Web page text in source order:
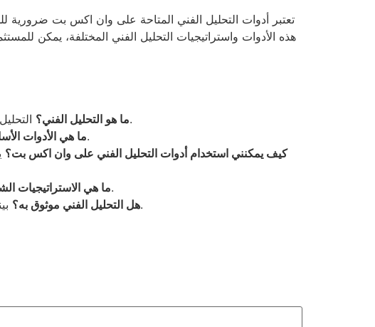
تعتبر أدوات التحليل الفني المتاحة على وان اكس بت ضرورية
هذه الأدوات واستراتيجيات التحليل الفني المختلفة، يمكن
ما هو التحليل الفني؟التحليل الفني هو أسلوب يستخدم لتقييم الأصول من خلال تحليل البيانات التاريخية للسوق والتعرف على الأنماط.
ما هي الأدواتتشمل الأدوات الأساسية المؤشرات الفنية، الرسوم البيانية، وأدوات رسم الأنماط.
كيف يمكنني استخدام أدوات التحليل الفني على وان اكس بت؟
ما هي الاستراتيجياتتشمل الاستراتيجيات التداول على الاتجاه، التداول العكسي، واستراتيجية الاختراق.
هل التحليل الفني موثوق به؟بينما يعتبر التحليل الفني أداة قوية، يجب أن يستخدم إلى جانب تقنيات أخرى لضمان اتخاذ قرارات مستنيرة.